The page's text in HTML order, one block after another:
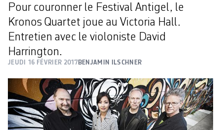
Pour couronner le Festival Antigel, le
Kronos Quartet joue au Victoria Hall.
Entretien avec le violoniste David
Harrington.
JEUDI 16 FÉVRIER 2017BENJAMIN ILSCHNER